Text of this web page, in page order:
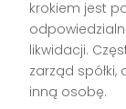
krokiem jest
likwidacji.
zarząd
inną osobę.